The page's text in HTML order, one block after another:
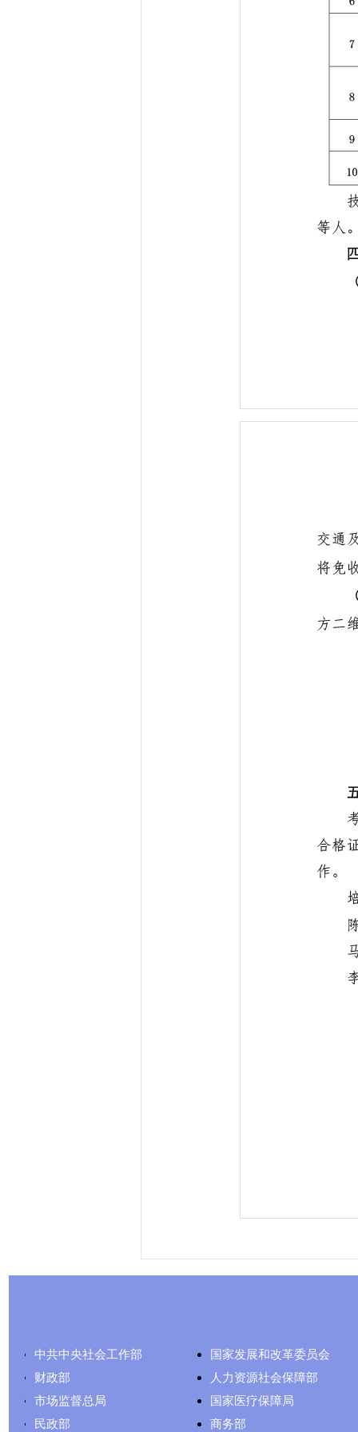
中共中央社会工作部
国家发展和改革委员会
财政部
人力资源社会保障部
市场监督总局
国家医疗保障局
民政部
商务部